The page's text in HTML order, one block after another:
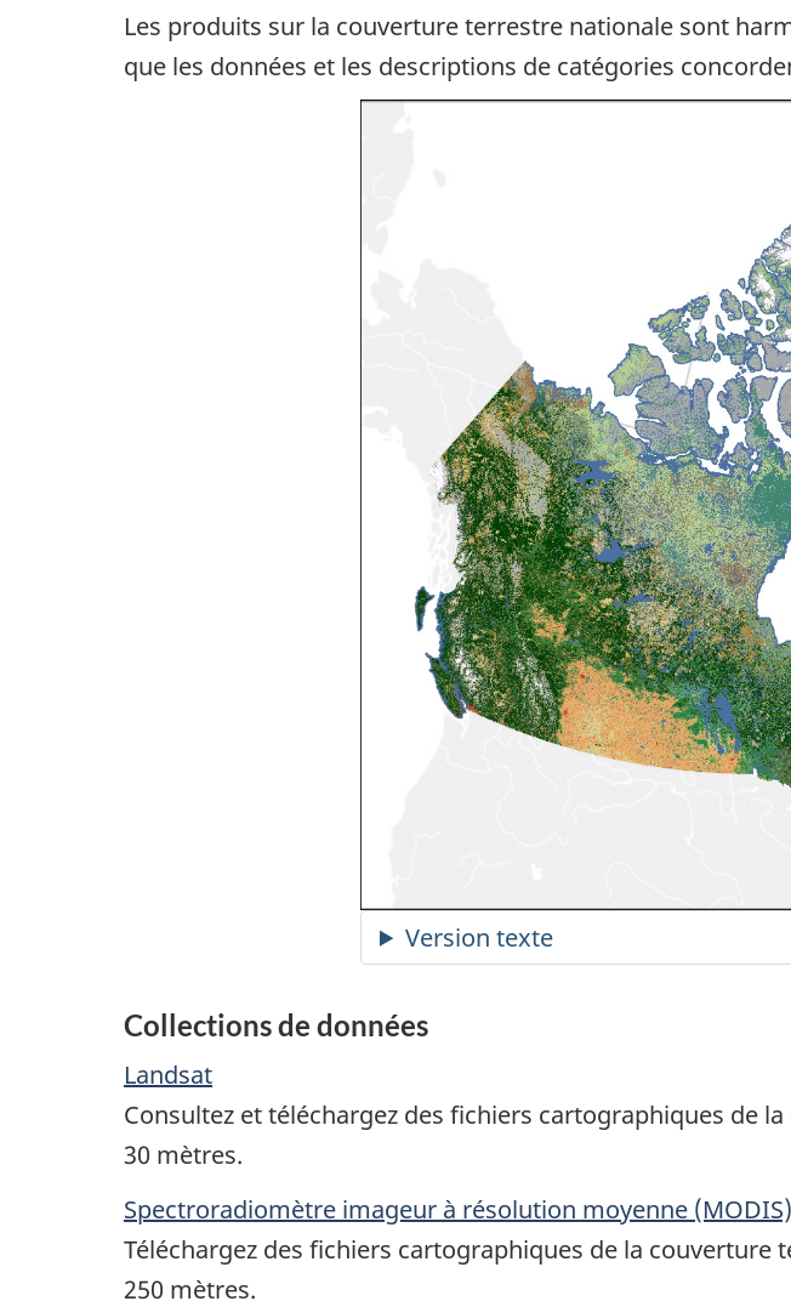
Les produits sur la couverture terrestre nationale sont
que les données et les descriptions de catégories
Collections de données
Landsat
Consultez et téléchargez des fichiers cartographiques de
30 mètres.
Spectroradiomètre imageur à résolution moyenne (MODIS)
Téléchargez des fichiers cartographiques de la couverture
250 mètres.